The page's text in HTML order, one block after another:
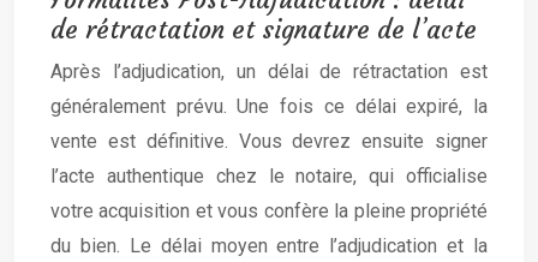
de rétractation et signature de l’acte
Après l’adjudication, un délai de rétractation est
généralement prévu. Une fois ce délai expiré, la
vente est définitive. Vous devrez ensuite signer
l’acte authentique chez le notaire, qui officialise
votre acquisition et vous confère la pleine propriété
du bien. Le délai moyen entre l’adjudication et la